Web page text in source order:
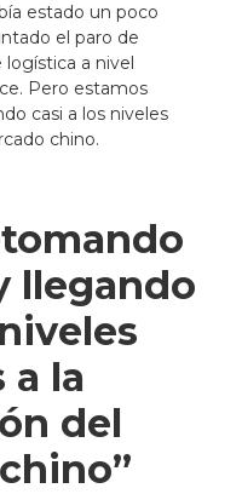
estado un poco
el paro de
a nivel
Pero estamos
casi a los niveles
chino.
llegando
a la
del